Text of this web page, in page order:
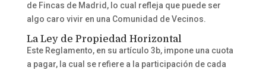
de Fincas de Madrid, lo cual refleja que puede ser
algo caro vivir en una Comunidad de Vecinos.
La Ley de Propiedad Horizontal
Este Reglamento, en su artículo 3b, impone una cuota
a pagar, la cual se refiere a la participación de cada